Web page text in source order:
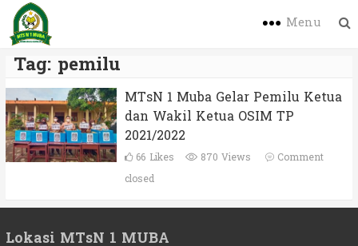
Menu
Tag: pemilu
MTsN 1 Muba Gelar Pemilu Ketua
dan Wakil Ketua OSIM TP
2021/2022
66 Likes 870 Views
Comment
closed
Lokasi MTsN 1 MUBA